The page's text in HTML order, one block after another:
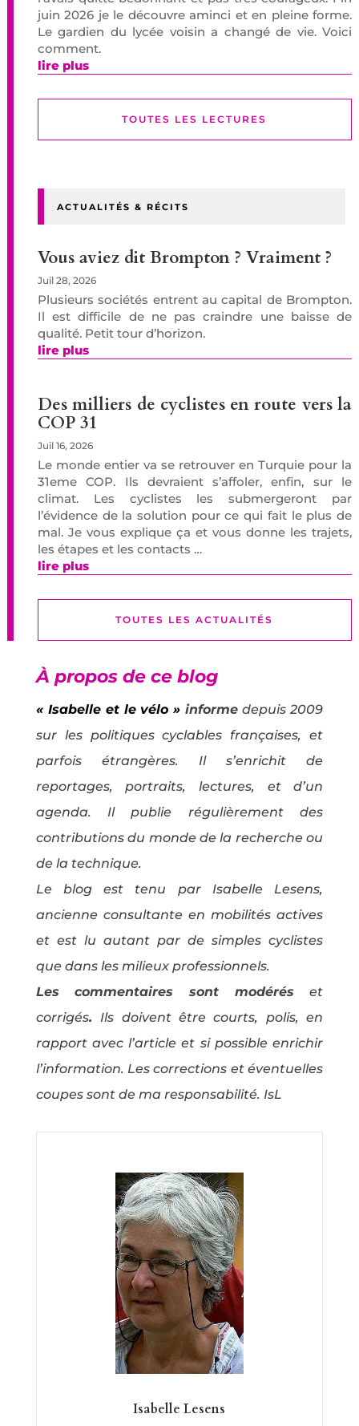
juin 2026 je le découvre aminci et en pleine forme.
Le gardien du lycée voisin a changé de vie. Voici
comment.
lire plus
TOUTES LES LECTURES
ACTUALITÉS & RÉCITS
Vous aviez dit Brompton ? Vraiment ?
Juil 28, 2026
Plusieurs sociétés entrent au capital de Brompton.
Il est difficile de ne pas craindre une baisse de
qualité. Petit tour d’horizon.
lire plus
Des milliers de cyclistes en route vers la
COP 31
Juil 16, 2026
Le monde entier va se retrouver en Turquie pour la
31eme COP. Ils devraient s’affoler, enfin, sur le
climat. Les cyclistes les submergeront par
l’évidence de la solution pour ce qui fait le plus de
mal. Je vous explique ça et vous donne les trajets,
les étapes et les contacts …
lire plus
TOUTES LES ACTUALITÉS
À propos de ce blog
« Isabelle et le vélo » informe depuis 2009
sur les politiques cyclables françaises, et
parfois étrangères. Il s’enrichit de
reportages, portraits, lectures, et d’un
agenda. Il publie régulièrement des
contributions du monde de la recherche ou
de la technique.
Le blog est tenu par Isabelle Lesens,
ancienne consultante en mobilités actives
et est lu autant par de simples cyclistes
que dans les milieux professionnels.
Les commentaires sont modéréset
corrigés. Ils doivent être courts, polis, en
rapport avec l’article et si possible enrichir
l’information. Les corrections et éventuelles
coupes sont de ma responsabilité. IsL
Isabelle Lesens